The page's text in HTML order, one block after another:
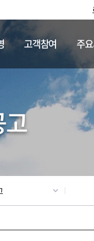
채용정보
고객참여 주